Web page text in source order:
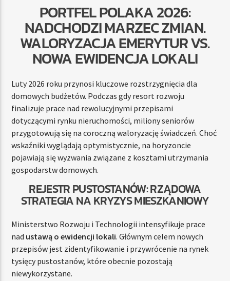
Radio Strefa Muzy
PORTFEL POLAKA 2026:
NADCHODZI MARZEC ZMIAN.
WALORYZACJA EMERYTUR VS.
NOWA EWIDENCJA LOKALI
Luty 2026 roku przynosi kluczowe rozstrzygnięcia dla
domowych budżetów. Podczas gdy resort rozwoju
finalizuje prace nad rewolucyjnymi przepisami
dotyczącymi rynku nieruchomości, miliony seniorów
przygotowują się na coroczną waloryzację świadczeń. Choć
wskaźniki wyglądają optymistycznie, na horyzoncie
pojawiają się wyzwania związane z kosztami utrzymania
gospodarstw domowych.
REJESTR PUSTOSTANÓW: RZĄDOWA
STRATEGIA NA KRYZYS MIESZKANIOWY
Ministerstwo Rozwoju i Technologii intensyfikuje prace
nad ustawą o ewidencji lokali. Głównym celem nowych
przepisów jest zidentyfikowanie i przywrócenie na rynek
tysięcy pustostanów, które obecnie pozostają
niewykorzystane.